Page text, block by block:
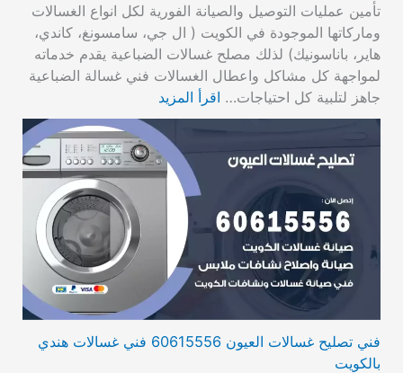
تأمين عمليات التوصيل والصيانة الفورية لكل انواع الغسالات
وماركاتها الموجودة في الكويت ( ال جي، سامسونغ، كاندي،
هاير، باناسونيك) لذلك مصلح غسالات الضباعية يقدم خدماته
لمواجهة كل مشاكل واعطال الغسالات فني غسالة الضباعية
جاهز لتلبية كل احتياجات… اقرأ المزيد
فني تصليح غسالات العيون 60615556 فني غسالات هندي
بالكويت